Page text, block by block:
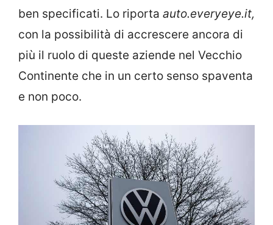
ben specificati. Lo riporta auto.everyeye.it,
con la possibilità di accrescere ancora di
più il ruolo di queste aziende nel Vecchio
Continente che in un certo senso spaventa
e non poco.